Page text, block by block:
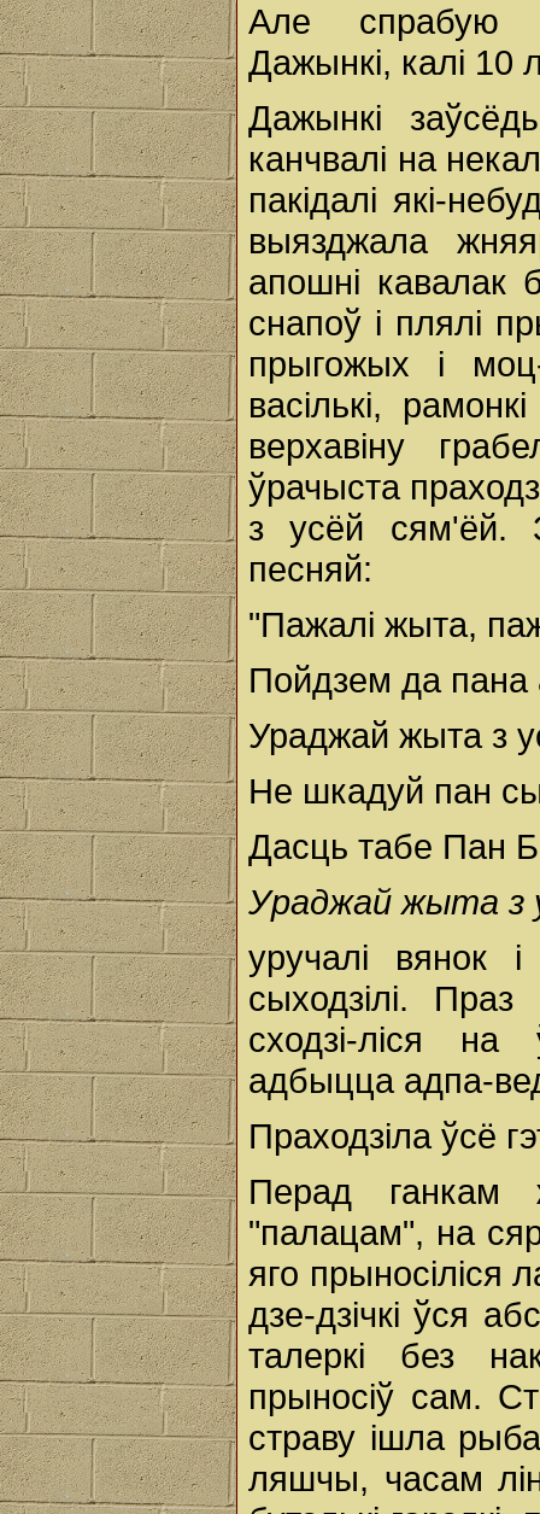
Але спрабую
Дажынкі, калі 10
Дажынкі
канчвалі на
пакідалі які-
выязджала
апошні кавалак
снапоў і плялі
прыгожых і
васількі,
верхавіну
ўрачыста
з усёй сям'ёй.
песняй:
"Пажалі жыта,
Пойдзем да
Ураджай жыта з
Не шкадуй пан
Дасць табе Пан
Ураджай жыта з
уручалі вянок
сыходзілі. Праз
сходзі-ліся
адбыцца адпа-
Праходзіла ўсё
Перад ганкам
"палацам", на
яго прыносіліся
дзе-дзічкі ўся
талеркі без
прыносіў сам.
страву ішла
ляшчы, часам